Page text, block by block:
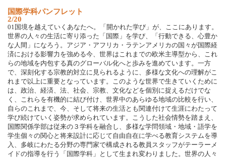
国際学科パンフレット
2/20
01国境を越えていくあなたへ。「開かれた学び」が、ここにあります。
世界の人々の生活に寄り添った「国際」を学び、「行動できる、心豊か
な人間」になろう。アジア・アフリカ・ラテンアメリカの国々が国際経
済における影響力を強める今、世界はこれまでの欧米主導型から、これ
らの地域を内包する真のグローバル化へと歩みを進めています。一方
で、深刻化する宗教的対立に見られるように、多様な文化への理解がこ
れまで以上に重要となっています。このような世界で生きていくために
は、政治、経済、法、社会、宗教、文化などを個別に捉えるだけでな
く、これらを有機的に結び付け、世界中のあらゆる地域の比較を行い、
自らのこれまで、今、そして将来の生活とも関連付けて生涯にわたって
学び続けていく姿勢が求められています。こうした社会情勢を踏まえ、
国際関係学部は従来の３学科を融合し、多様な学問領域・地域・語学を
学生個々の関心と将来設計に応じて自由自在に学べる教育システムを導
入、多岐にわたる分野の専門家で構成される教員スタッフがテーラーメ
イドの指導を行う「国際学科」として生まれ変わりました。世界の人々